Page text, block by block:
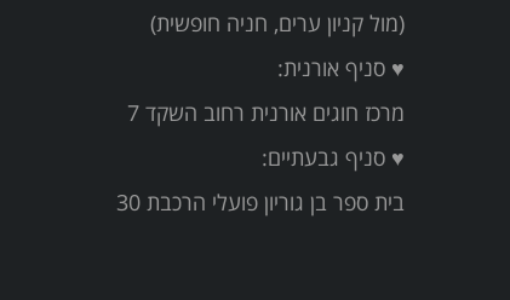
(מול קניון ערים, חניה חופשית)
♥ סניף אורנית:
מרכז חוגים אורנית רחוב השקד 7
♥ סניף גבעתיים:
בית ספר בן גוריון פועלי הרכבת 30